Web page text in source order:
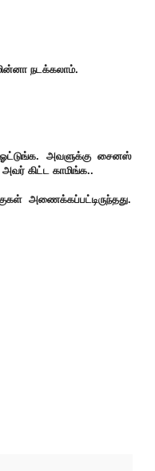
நடக்கலாம்.
அவளுக்கு சைனஸ்
அவர் கிட்ட காமிங்க..
அணைக்கப்பட்டிருந்தது.